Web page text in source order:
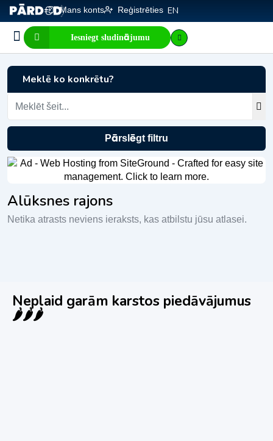
Mans konts Reģistrēties EN
Iesniegt sludinājumu
Alūksnes rajons
Netika atrasts neviens ieraksts, kas atbilstu jūsu atlasei.
Meklē ko konkrētu?
Pārslēgt filtru
Neplaid garām karstos piedāvājumus
🌶️🌶️🌶️